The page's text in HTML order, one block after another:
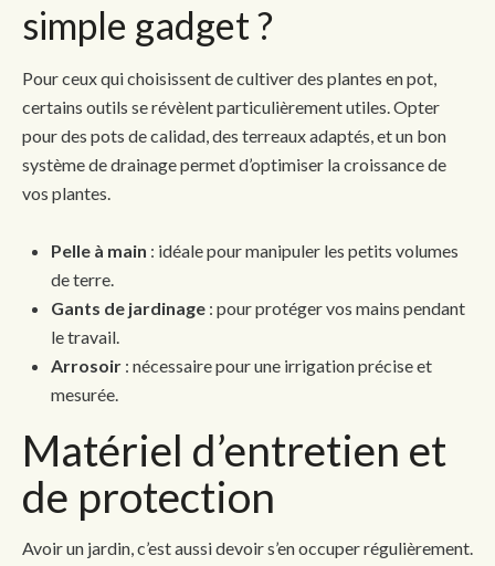
simple gadget ?
Pour ceux qui choisissent de cultiver des plantes en pot,
certains outils se révèlent particulièrement utiles. Opter
pour des pots de calidad, des terreaux adaptés, et un bon
système de drainage permet d’optimiser la croissance de
vos plantes.
Pelle à main : idéale pour manipuler les petits volumes
de terre.
Gants de jardinage : pour protéger vos mains pendant
le travail.
Arrosoir : nécessaire pour une irrigation précise et
mesurée.
Matériel d’entretien et
de protection
Avoir un jardin, c’est aussi devoir s’en occuper régulièrement.